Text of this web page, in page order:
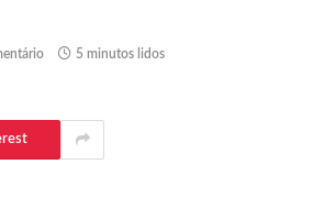
5 minutos lidos